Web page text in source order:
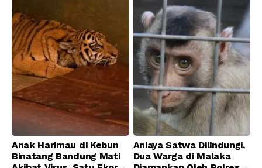
Anak Harimau di Kebun
Binatang Bandung Mati
Aniaya Satwa Dilindungi,
Dua Warga di Malaka